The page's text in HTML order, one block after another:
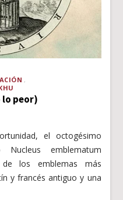
lo peor)
el octogésimo
emblematum
de los emblemas más
y francés antiguo y una